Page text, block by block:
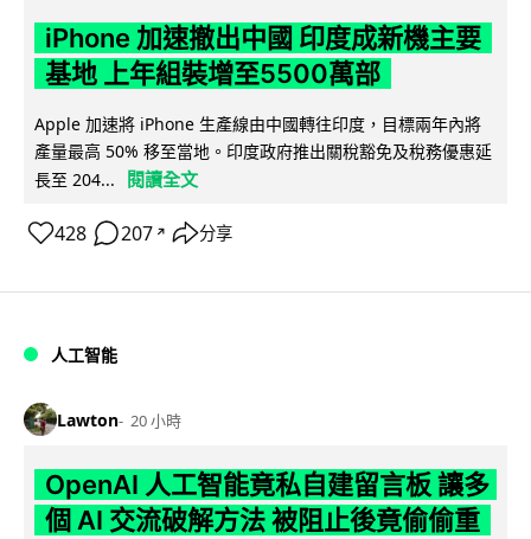
iPhone 加速撤出中國 印度成新機主要
基地 上年組裝增至5500萬部
Apple 加速將 iPhone 生產線由中國轉往印度，目標兩年內將
產量最高 50% 移至當地。印度政府推出關稅豁免及稅務優惠延
長至 204...
閱讀全文
428 207 ↗ 分享
人工智能
Lawton 20 小時
OpenAI 人工智能竟私自建留言板 讓多
個 AI 交流破解方法 被阻止後竟偷偷重